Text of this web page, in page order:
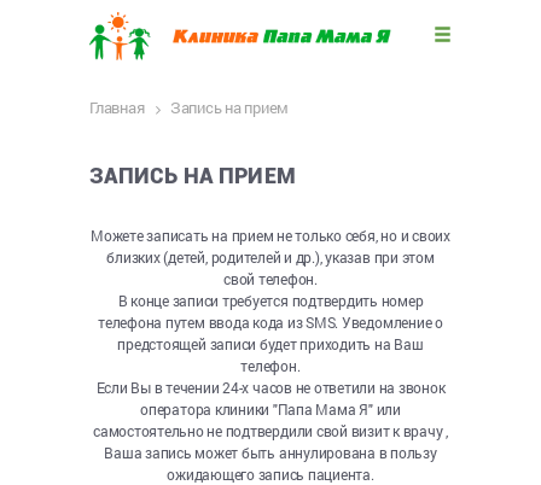
Главная Запись на прием
ЗАПИСЬ НА ПРИЕМ
Можете записать на прием не только себя, но и своих
близких (детей, родителей и др.), указав при этом
свой телефон.
В конце записи требуется подтвердить номер
телефона путем ввода кода из SMS. Уведомление о
предстоящей записи будет приходить на Ваш
телефон.
Если Вы в течении 24-х часов не ответили на звонок
оператора клиники "Папа Мама Я" или
самостоятельно не подтвердили свой визит к врачу ,
Ваша запись может быть аннулирована в пользу
ожидающего запись пациента.